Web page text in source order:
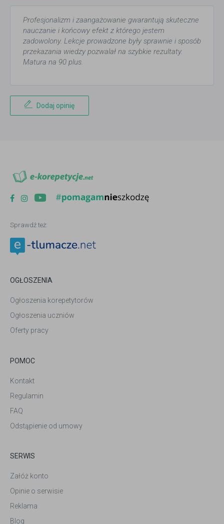
Profesjonalizm i zaangażowanie gwarantują skuteczne
nauczanie i końcowy efekt z którego jestem
zadowolony. Lekcje prowadzone były sprawnie i sposób
przekazania wiedzy pozwalał na szybkie rezultaty.
Matura na 90 plus.
Dodaj opinię
Sprawdź też:
OGŁOSZENIA
Ogłoszenia korepetytorów
Ogłoszenia uczniów
Oferty pracy
POMOC
Kontakt
Regulamin
FAQ
Odstąpienie od umowy
SERWIS
Załóż konto
Opinie o serwisie
Reklama
Blog